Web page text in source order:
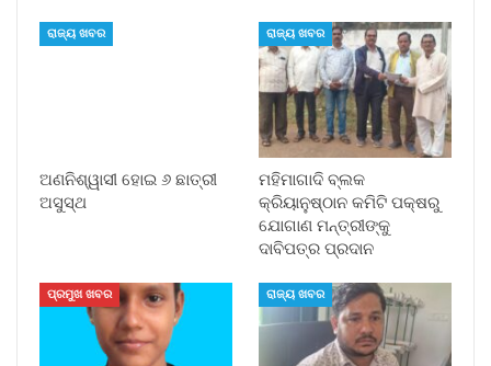
ରାଜ୍ୟ ଖବର
ଅଣନିଶ୍ୱାସୀ ହୋଇ ୬ ଛାତ୍ରୀ
ଅସୁସ୍ଥ
ରାଜ୍ୟ ଖବର
ମହିମାଗାଦି ବ୍ଲକ
କ୍ରିୟାନୁଷ୍ଠାନ କମିଟି ପକ୍ଷରୁ
ଯୋଗାଣ ମନ୍ତ୍ରୀଙ୍କୁ
ଦାବିପତ୍ର ପ୍ରଦାନ
ପ୍ରମୁଖ ଖବର ରାଜ୍ୟ ଖବର